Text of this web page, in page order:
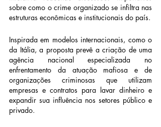
sobre como o crime organizado se infiltra nas
estruturas econômicas e institucionais do país.
Inspirada em modelos internacionais, como o
da Itália, a proposta prevê a criação de uma
agência nacional especializada no
enfrentamento da atuação mafiosa e de
organizações criminosas que utilizam
empresas e contratos para lavar dinheiro e
expandir sua influência nos setores público e
privado.